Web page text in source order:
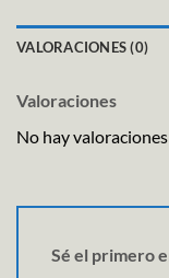
VALORACIONES (0)
Valoraciones
No hay valoraciones
Sé el primero